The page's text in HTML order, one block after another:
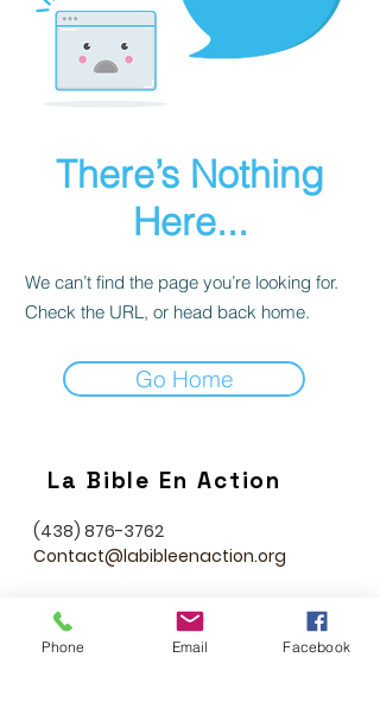
There’s Nothing
Here...
We can’t find the page you’re looking for.
Check the URL, or head back home.
Go Home
La Bible En Action
(438) 876-3762
Contact@labibleenaction.org
Phone Email Facebook